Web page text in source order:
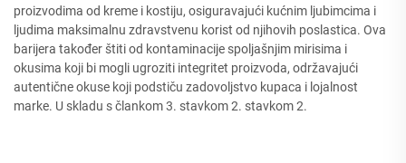
proizvodima od kreme i kostiju, osiguravajući kućnim ljubimcima i
ljudima maksimalnu zdravstvenu korist od njihovih poslastica. Ova
barijera također štiti od kontaminacije spoljašnjim mirisima i
okusima koji bi mogli ugroziti integritet proizvoda, održavajući
autentične okuse koji podstiču zadovoljstvo kupaca i lojalnost
marke. U skladu s člankom 3. stavkom 2. stavkom 2.